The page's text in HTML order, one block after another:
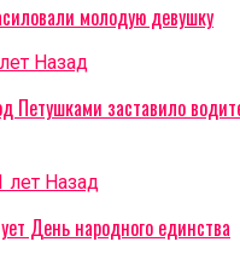
молодую девушку
Назад
Петушками заставило
лет Назад
День народного единства